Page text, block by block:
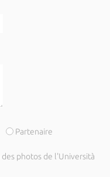
Partenaire
des photos de l'Università